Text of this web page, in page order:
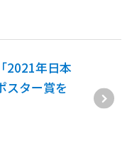
2021年日本
スター賞を